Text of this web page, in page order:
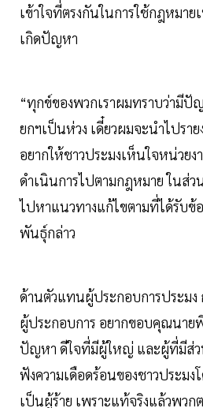
เข้าใจที่ตรงกันในการใช้กฎหมาย
เกิดปัญหา
“ทุกข์ของพวกเราผมทราบว่ามีปั
ยกฯเป็นห่วง เดี๋ยวผมจะนำไปรา
อยากให้ชาวประมงเห็นใจหน่วยง
ดำเนินการไปตามกฎหมาย ในส่
ไปหาแนวทางแก้ไขตามที่ได้รับข้
พันธุ์กล่าว
ด้านตัวแทนผู้ประกอบการประมง
ผู้ประกอบการ อยากขอบคุณนาย
ปัญหา ดีใจที่มีผู้ใหญ่ และผู้ที่มีส่ว
ฟังความเดือดร้อนของชาวประมง
เป็นผู้ร้าย เพราะแท้จริงแล้วพว